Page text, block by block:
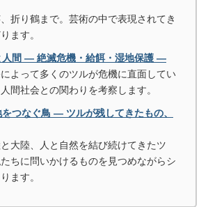
折り鶴まで。芸術の中で表現されてき
ます。
間 ― 絶滅危機・給餌・湿地保護 ―
よって多くのツルが危機に直面してい
間社会との関わりを考察します。
つなぐ鳥 ― ツルが残してきたもの、
大陸、人と自然を結び続けてきたツ
ちに問いかけるものを見つめながらシ
ます。